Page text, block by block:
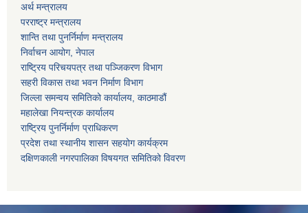
अर्थ मन्त्रालय
परराष्ट्र मन्त्रालय
शान्ति तथा पुनर्निर्माण मन्त्रालय
निर्वाचन आयोग, नेपाल
राष्ट्रिय परिचयपत्र तथा पञ्जिकरण विभाग
सहरी विकास तथा भवन निर्माण विभाग
जिल्ला समन्वय समितिको कार्यालय, काठमाडौं
महालेखा नियन्त्रक कार्यालय
राष्ट्रिय पुनर्निर्माण प्राधिकरण
प्रदेश तथा स्थानीय शासन सहयोग कार्यक्रम
दक्षिणकाली नगरपालिका विषयगत समितिको विवरण